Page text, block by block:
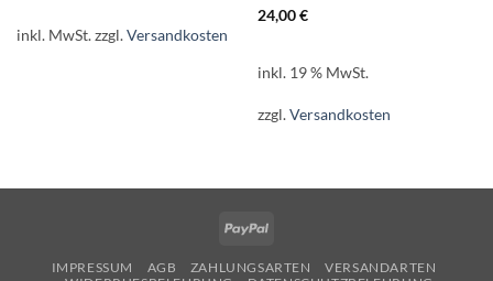
inkl. MwSt.zzgl.Versandkosten
24,00€
inkl. 19 % MwSt.
zzgl.Versandkosten
PayPal
IMPRESSUM AGB ZAHLUNGSARTEN
VERSANDARTEN